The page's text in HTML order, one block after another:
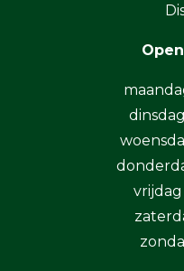
vrijdag